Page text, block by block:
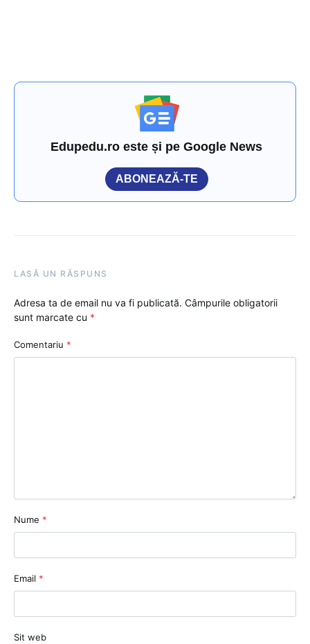
Edupedu.ro este și pe Google News
ABONEAZĂ-TE
LASĂ UN RĂSPUNS
Adresa ta de email nu va fi publicată. Câmpurile obligatorii
sunt marcate cu *
Comentariu *
Nume *
Email *
Sit web